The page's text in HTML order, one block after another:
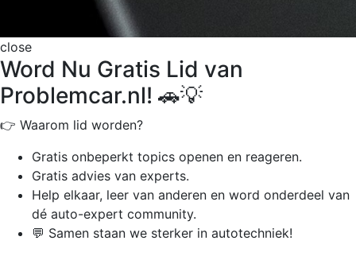
close
Word Nu Gratis Lid van
Problemcar.nl! 🚗💡
👉 Waarom lid worden?
Gratis onbeperkt topics openen en reageren.
Gratis advies van experts.
Help elkaar, leer van anderen en word onderdeel van
dé auto-expert community.
💬 Samen staan we sterker in autotechniek!